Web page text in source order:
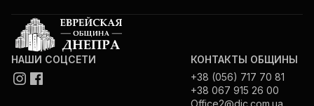
НАШИ СОЦСЕТИ
КОНТАКТЫ ОБЩИНЫ
+38 (056) 717 70 81
+38 067 915 26 00
Office2@djc.com.ua